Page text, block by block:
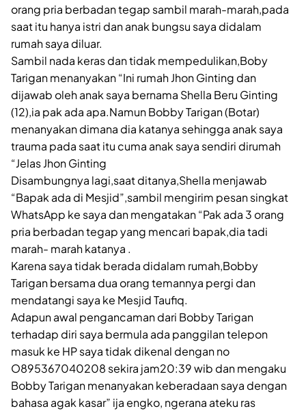
orang pria berbadan tegap sambil marah-marah,pada
saat itu hanya istri dan anak bungsu saya didalam
rumah saya diluar.
Sambil nada keras dan tidak mempedulikan,Boby
Tarigan menanyakan “Ini rumah Jhon Ginting dan
dijawab oleh anak saya bernama Shella Beru Ginting
(12),ia pak ada apa.Namun Bobby Tarigan (Botar)
menanyakan dimana dia katanya sehingga anak saya
trauma pada saat itu cuma anak saya sendiri dirumah
“Jelas Jhon Ginting
Disambungnya lagi,saat ditanya,Shella menjawab
“Bapak ada di Mesjid”,sambil mengirim pesan singkat
WhatsApp ke saya dan mengatakan “Pak ada 3 orang
pria berbadan tegap yang mencari bapak,dia tadi
marah- marah katanya .
Karena saya tidak berada didalam rumah,Bobby
Tarigan bersama dua orang temannya pergi dan
mendatangi saya ke Mesjid Taufiq.
Adapun awal pengancaman dari Bobby Tarigan
terhadap diri saya bermula ada panggilan telepon
masuk ke HP saya tidak dikenal dengan no
O895367040208 sekira jam20:39 wib dan mengaku
Bobby Tarigan menanyakan keberadaan saya dengan
bahasa agak kasar” ija engko, ngerana ateku ras